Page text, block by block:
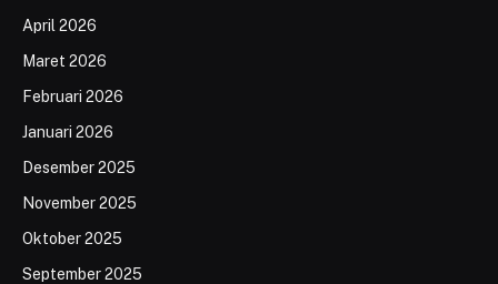
April 2026
Maret 2026
Februari 2026
Januari 2026
Desember 2025
November 2025
Oktober 2025
September 2025